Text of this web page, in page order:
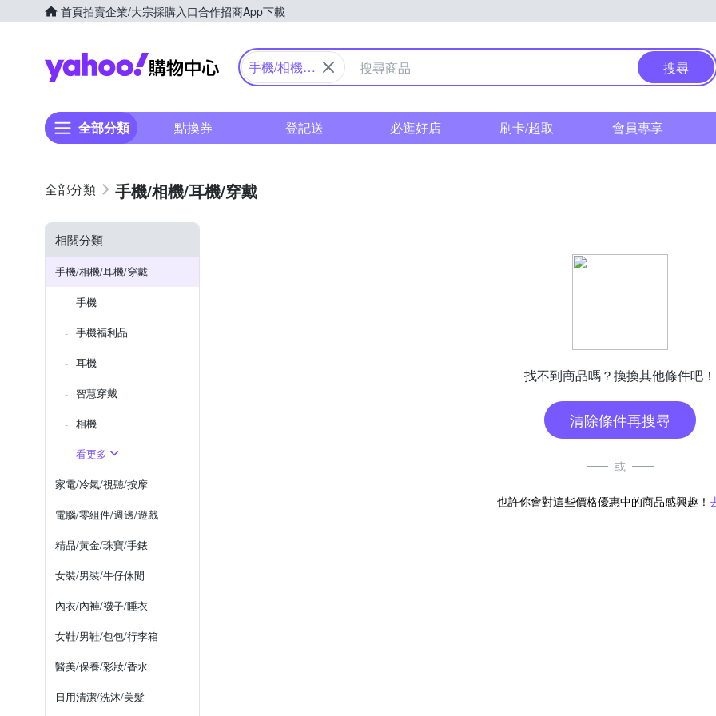
首頁拍賣企業/大宗採購入口合作招商App下載
Yahoo購物中心
手機/相機/
搜尋
全部分類 點換券 登記送 必逛好店 刷卡/超取 會員專享
手機/相機/耳機/穿戴
相關分類
手機/相機/耳機/穿戴
手機
手機福利品
耳機
智慧穿戴
相機
看更多
家電/冷氣/視聽/按摩
電腦/零組件/週邊/遊戲
精品/黃金/珠寶/手錶
女裝/男裝/牛仔休閒
內衣/內褲/襪子/睡衣
女鞋/男鞋/包包/行李箱
醫美/保養/彩妝/香水
日用清潔/洗沐/美髮
找不到商品嗎？換換其他條件吧！
清除條件再搜尋
或
也許你會對這些價格優惠中的商品感興趣！